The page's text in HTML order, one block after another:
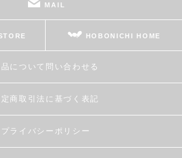
MAIL
HOBONICHI HOME
について問い合わせる
商取引法に基づく表記
プライバシーポリシー